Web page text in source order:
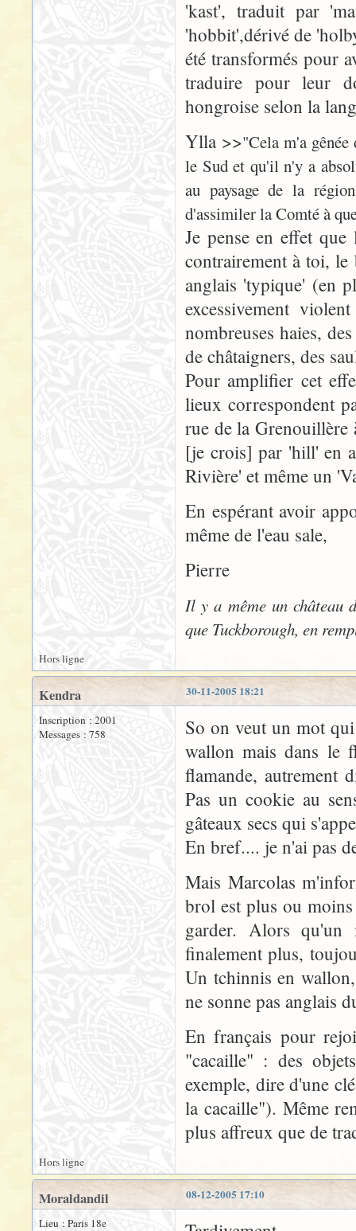
'kast', traduit par
'hobbit',dérivé de
été transformés pour
traduire pour leur
hongroise selon la
Ylla >>"Cela m'a
le Sud et qu'il n'y a
au paysage de la
d'assimiler la Comté à
Je pense en effet
contrairement à toi, le
anglais 'typique' (en
excessivement
nombreuses haies,
de châtaigners, des
Pour amplifier cet
lieux correspondent
rue de la Grenouillère
[je crois] par 'hill' en
Rivière' et même un
En espérant avoir
même de l'eau sale,
Pierre
Il y a même un château
que Tuckborough, en
Hors ligne
30-11-2005 18:21
Kendra
Inscription : 2001
Messages : 758
So on veut un mot
wallon mais dans le
flamande, autrement
Pas un cookie au
gâteaux secs qui
En bref.... je n'ai pas
Mais Marcolas
brol est plus ou
garder. Alors
finalement plus,
Un tchinnis en
ne sonne pas anglais
En français pour
"cacaille" : des
exemple, dire d'une
la cacaille"). Même
plus affreux que de
Hors ligne
08-12-2005 17:10
Moraldandil
Lieu : Paris 18e